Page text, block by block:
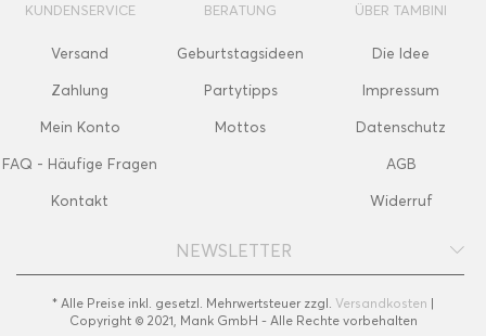
KUNDENSERVICE
Versand
Zahlung
Mein Konto
FAQ - Häufige Fragen
Kontakt
BERATUNG
Geburtstagsideen
Partytipps
Mottos
ÜBER TAMBINI
Die Idee
Impressum
Datenschutz
AGB
Widerruf
NEWSLETTER
* Alle Preise inkl. gesetzl. Mehrwertsteuer zzgl. Versandkosten |
Copyright © 2021, Mank GmbH - Alle Rechte vorbehalten